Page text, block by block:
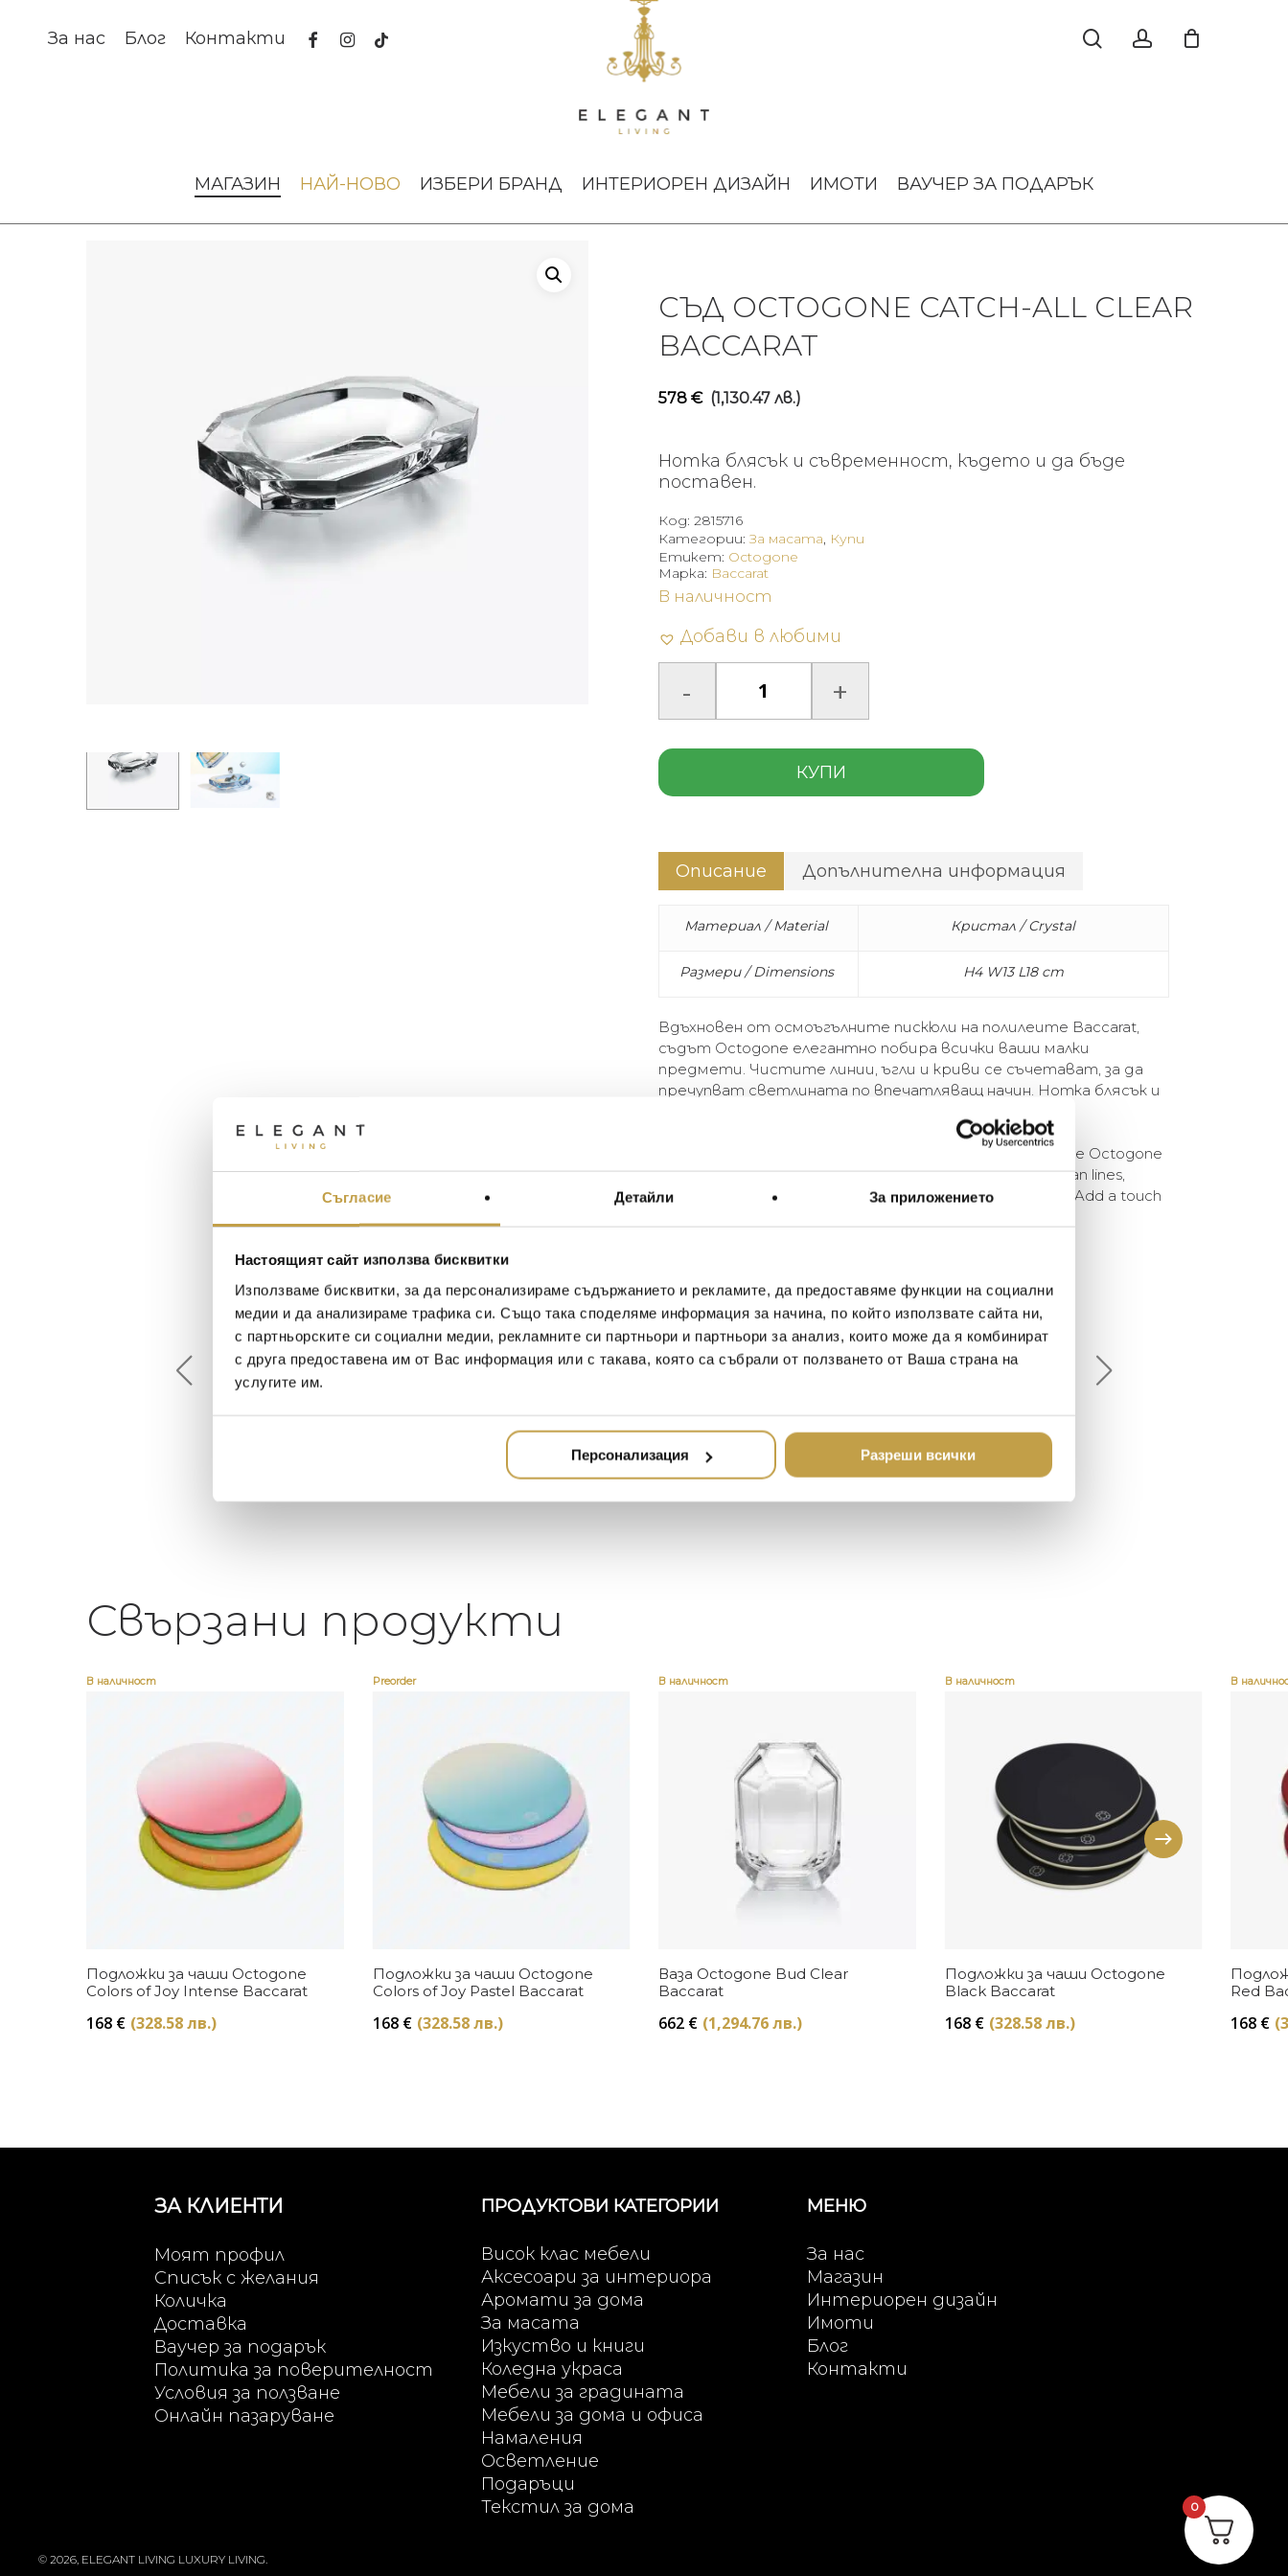
Съгласие Детайли За приложението
Настоящият сайт използва бисквитки
Използваме бисквитки, за да персонализираме съдържанието и рекламите, да предоставяме функции на социални
медии и да анализираме трафика си. Също така споделяме информация за начина, по който използвате сайта ни,
с партньорските си социални медии, рекламните си партньори и партньори за анализ, които може да я комбинират
с друга предоставена им от Вас информация или с такава, която са събрали от ползването от Ваша страна на
услугите им.
Персонализация Разреши всички
За нас Блог Контакти facebookinstagram
tiktok
МАГАЗИН НАЙ-НОВО ИЗБЕРИ БРАНД ИНТЕРИОРЕН ДИЗАЙН ИМОТИ ВАУЧЕР ЗА ПОДАРЪК
СЪД OCTOGONE CATCH-ALL CLEAR
BACCARAT
578 € (1,130.47 лв.)
Нотка блясък и съвременност, където и да бъде
поставен.
Код: 2815716
Категории:За масата, Купи
Етикет: Octogone
В наличност
Добави в любими
КУПИ
Марка: Baccarat
Описание Допълнителна информация
Материал / Material Кристал / Crystal
Размери / Dimensions H4 W13 L18 cm
Вдъхновен от осмоъгълните пискюли на полилеите Baccarat,
съдът Octogone елегантно побира всички ваши малки
предмети. Чистите линии, ъгли и криви се съчетават, за да
пречупват светлината по впечатляващ начин. Нотка блясък и
Inspired by the octagonal tassel of Baccarat chandeliers, the Octogone
catch-all elegantly accommodates all your small items. Clean lines,
angles and curves combine to refract light in a striking way. Add a touch
Георги Питов
2021-06-01
Много интересни
персонал.
Иван Иванов
2020-05-20
намерите всичко, което ще
направи жилището ви
неповторимо
Ивелина Линковска
2018-08-10
стилно
Хареса ми
Свързани продукти
В наличност
Купи
Подложки за чаши Octogone
Colors of Joy Intense Baccarat
168 € (328.58 лв.)
Preorder
Купи
Подложки за чаши Octogone
Colors of Joy Pastel Baccarat
168 € (328.58 лв.)
В наличност
Купи
Ваза Octogone Bud Clear
Baccarat
662 € (1,294.76 лв.)
В наличност
Купи
Подложки за чаши Octogone
Black Baccarat
168 € (328.58 лв.)
В
Red
168 €
ЗА КЛИЕНТИ
Моят профил
Списък с желания
Количка
Доставка
Ваучер за подарък
Политика за поверителност
Условия за ползване
Онлайн пазаруване
ПРОДУКТОВИ КАТЕГОРИИ
Висок клас мебели
Аксесоари за интериора
Аромати за дома
За масата
Изкуство и книги
Коледна украса
Мебели за градината
Мебели за дома и офиса
Намаления
Осветление
Подаръци
Текстил за дома
МЕНЮ
За нас
Магазин
Интериорен дизайн
Имоти
Блог
Контакти
© 2026, ELEGANT LIVING LUXURY LIVING.
0